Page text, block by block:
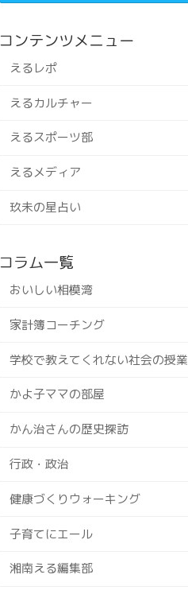
コンテンツメニュー
えるレポ
えるカルチャー
えるスポーツ部
えるメディア
玖未の星占い
コラム一覧
おいしい相模湾
家計簿コーチング
学校で教えてくれない社会の授業
かよ子ママの部屋
かん治さんの歴史探訪
行政・政治
健康づくりウォーキング
子育てにエール
湘南える編集部